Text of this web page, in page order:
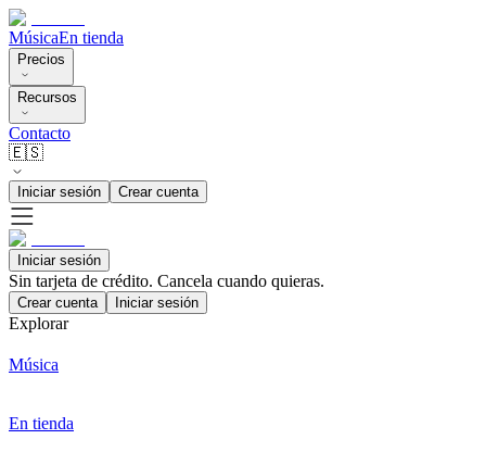
MúsicaEn tienda
Precios
Recursos
Contacto
🇪🇸
Iniciar sesión Crear cuenta
Iniciar sesión
Sin tarjeta de crédito. Cancela cuando quieras.
Crear cuenta Iniciar sesión
Explorar
Música
En tienda